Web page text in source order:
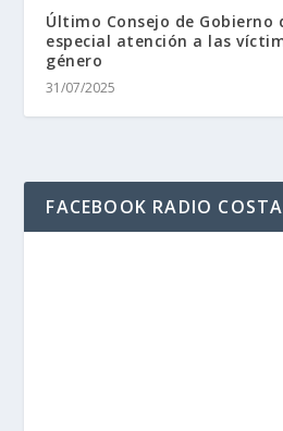
Último Consejo de Gobierno
especial atención a las
género
31/07/2025
FACEBOOK RADIO